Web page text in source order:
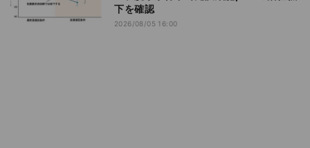
下を確認
2026/08/05 16:00